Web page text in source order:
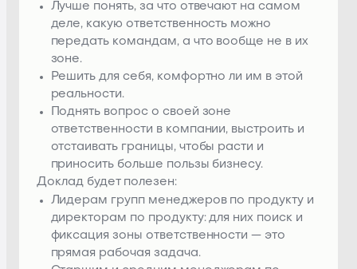
Лучше понять, за что отвечают на самом
деле, какую ответственность можно
передать командам, а что вообще не в их
зоне.
Решить для себя, комфортно ли им в этой
реальности.
Поднять вопрос о своей зоне
ответственности в компании, выстроить и
отстаивать границы, чтобы расти и
приносить больше пользы бизнесу.
Доклад будет полезен:
Лидерам групп менеджеров по продукту и
директорам по продукту: для них поиск и
фиксация зоны ответственности — это
прямая рабочая задача.